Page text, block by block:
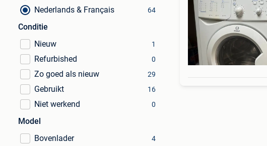
Nederlands & Français 64
Conditie
Nieuw
1
Refurbished 0
Zo goed als nieuw 29
Gebruikt 16
Niet werkend 0
Model
Bovenlader
4